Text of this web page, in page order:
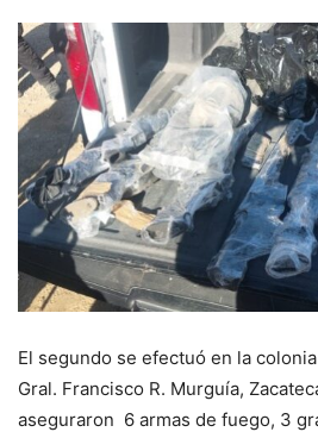
El segundo se efectuó en la
Gral. Francisco R. Murguía,
aseguraron 6 armas de fuego, 3